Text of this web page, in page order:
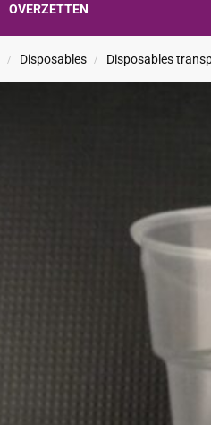
OVERZETTEN
/ Disposables / Disposables